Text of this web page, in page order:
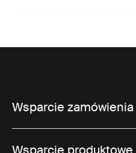
Wsparcie zamówienia